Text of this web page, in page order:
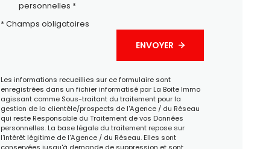
personnelles *
* Champs obligatoires
ENVOYER
Les informations recueillies sur ce formulaire sont
enregistrées dans un fichier informatisé par La Boite Immo
agissant comme Sous-traitant du traitement pour la
gestion de la clientèle/prospects de l'Agence / du Réseau
qui reste Responsable du Traitement de vos Données
personnelles. La base légale du traitement repose sur
l'intérêt légitime de l'Agence / du Réseau. Elles sont
conservées jusqu'à demande de suppression et sont